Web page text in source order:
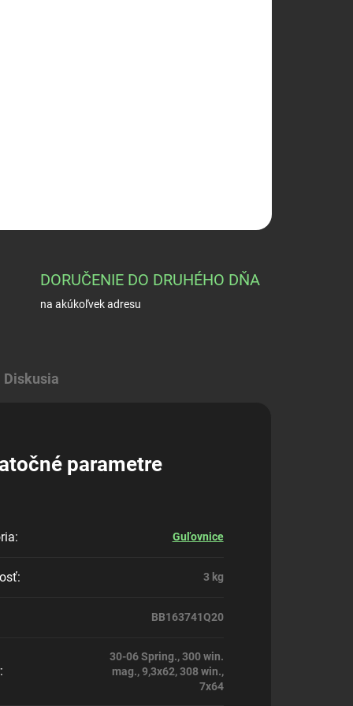
DORUČENIE DO DRUHÉHO DŇA
na akúkoľvek adresu
Diskusia
parametre
: Guľovnice
: 3 kg
BB163741Q20
:
30-06 Spring., 300 win.
mag., 9,3x62, 308 win.,
7x64